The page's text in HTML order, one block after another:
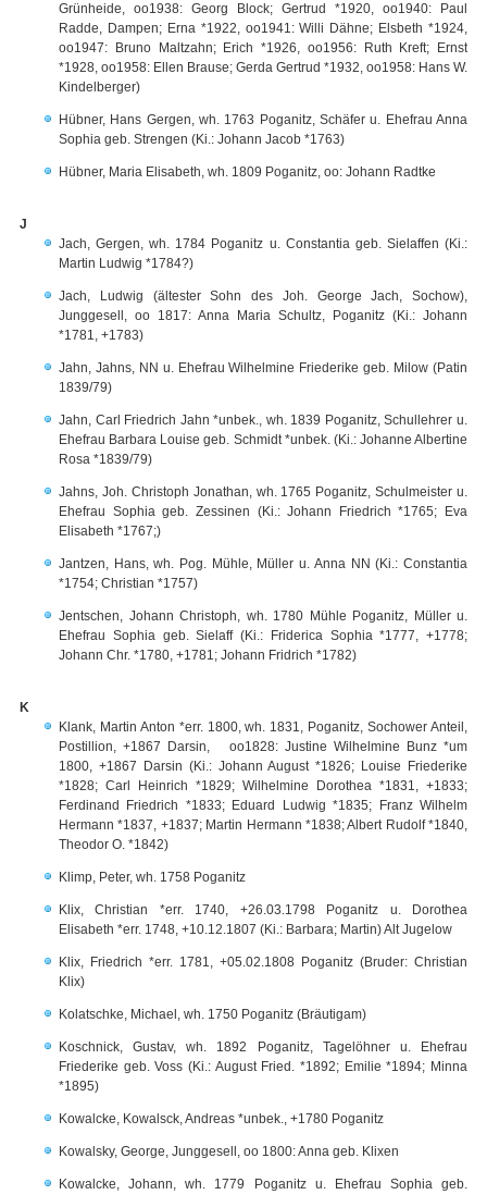
Grünheide, oo1938: Georg Block; Gertrud *1920, oo1940: Paul
Radde, Dampen; Erna *1922, oo1941: Willi Dähne; Elsbeth *1924,
oo1947: Bruno Maltzahn; Erich *1926, oo1956: Ruth Kreft; Ernst
*1928, oo1958: Ellen Brause; Gerda Gertrud *1932, oo1958: Hans W.
Kindelberger)
Hübner, Hans Gergen, wh. 1763 Poganitz, Schäfer u. Ehefrau Anna
Sophia geb. Strengen (Ki.: Johann Jacob *1763)
Hübner, Maria Elisabeth, wh. 1809 Poganitz, oo: Johann Radtke
J
Jach, Gergen, wh. 1784 Poganitz u. Constantia geb. Sielaffen (Ki.:
Martin Ludwig *1784?)
Jach, Ludwig (ältester Sohn des Joh. George Jach, Sochow),
Junggesell, oo 1817: Anna Maria Schultz, Poganitz (Ki.: Johann
*1781, +1783)
Jahn, Jahns, NN u. Ehefrau Wilhelmine Friederike geb. Milow (Patin
1839/79)
Jahn, Carl Friedrich Jahn *unbek., wh. 1839 Poganitz, Schullehrer u.
Ehefrau Barbara Louise geb. Schmidt *unbek. (Ki.: Johanne Albertine
Rosa *1839/79)
Jahns, Joh. Christoph Jonathan, wh. 1765 Poganitz, Schulmeister u.
Ehefrau Sophia geb. Zessinen (Ki.: Johann Friedrich *1765; Eva
Elisabeth *1767;)
Jantzen, Hans, wh. Pog. Mühle, Müller u. Anna NN (Ki.: Constantia
*1754; Christian *1757)
Jentschen, Johann Christoph, wh. 1780 Mühle Poganitz, Müller u.
Ehefrau Sophia geb. Sielaff (Ki.: Friderica Sophia *1777, +1778;
Johann Chr. *1780, +1781; Johann Fridrich *1782)
K
Klank, Martin Anton *err. 1800, wh. 1831, Poganitz, Sochower Anteil,
Postillion, +1867 Darsin, oo1828: Justine Wilhelmine Bunz *um
1800, +1867 Darsin (Ki.: Johann August *1826; Louise Friederike
*1828; Carl Heinrich *1829; Wilhelmine Dorothea *1831, +1833;
Ferdinand Friedrich *1833; Eduard Ludwig *1835; Franz Wilhelm
Hermann *1837, +1837; Martin Hermann *1838; Albert Rudolf *1840,
Theodor O. *1842)
Klimp, Peter, wh. 1758 Poganitz
Klix, Christian *err. 1740, +26.03.1798 Poganitz u. Dorothea
Elisabeth *err. 1748, +10.12.1807 (Ki.: Barbara; Martin) Alt Jugelow
Klix, Friedrich *err. 1781, +05.02.1808 Poganitz (Bruder: Christian
Klix)
Kolatschke, Michael, wh. 1750 Poganitz (Bräutigam)
Koschnick, Gustav, wh. 1892 Poganitz, Tagelöhner u. Ehefrau
Friederike geb. Voss (Ki.: August Fried. *1892; Emilie *1894; Minna
*1895)
Kowalcke, Kowalsck, Andreas *unbek., +1780 Poganitz
Kowalsky, George, Junggesell, oo 1800: Anna geb. Klixen
Kowalcke, Johann, wh. 1779 Poganitz u. Ehefrau Sophia geb.